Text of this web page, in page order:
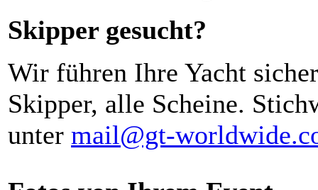
Skipper gesucht?
Wir führen Ihre Yacht
Skipper, alle Scheine.
unter mail@gt-